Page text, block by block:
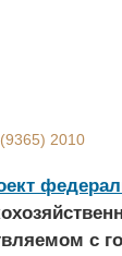
2010
с